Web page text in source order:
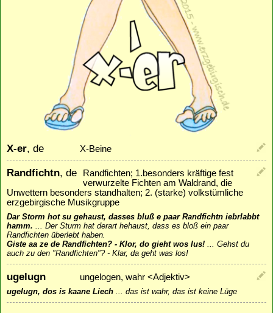
X-er, de X-Beine
Randfichtn, de
Randfichten; 1.besonders kräftige fest
verwurzelte Fichten am Waldrand, die
Unwettern besonders standhalten; 2. (starke) volkstümliche
erzgebirgische Musikgruppe
Dar Storm hot su gehaust, dasses bluß e paar Randfichtn iebrlabbt
hamm.
Der Sturm hat derart hehaust, dass es bloß ein paar
Randfichten überlebt haben.
Giste aa ze de Randfichten? - Klor, do gieht wos lus!
Gehst du
auch zu den "Randfichten"? - Klar, da geht was los!
ugelugn ungelogen, wahr <Adjektiv>
ugelugn, dos is kaane Liech das ist wahr, das ist keine Lüge